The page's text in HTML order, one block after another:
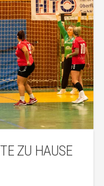
ZU HAUSE